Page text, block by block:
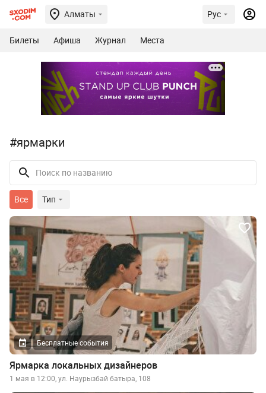
Алматы Рус
Билеты Афиша Журнал Места
#ярмарки
Все Тип
Бесплатные события
Ярмарка локальных дизайнеров
1 мая в 12:00, ул. Наурызбай батыра, 108